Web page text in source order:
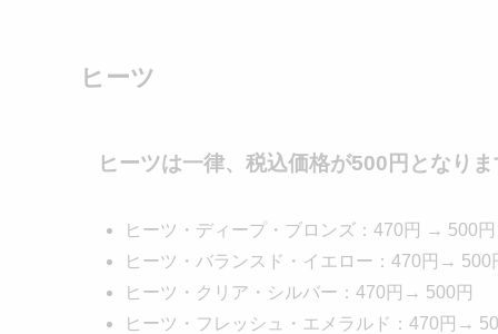
ヒーツ
ヒーツは一律、税込価格が500円 となりま
ヒーツ・ディープ・ブロンズ：470円 → 500円
ヒーツ・バランスド・イエロー：470円→ 500
ヒーツ・クリア・シルバー：470円→ 500円
ヒーツ・フレッシュ・エメラルド：470円→